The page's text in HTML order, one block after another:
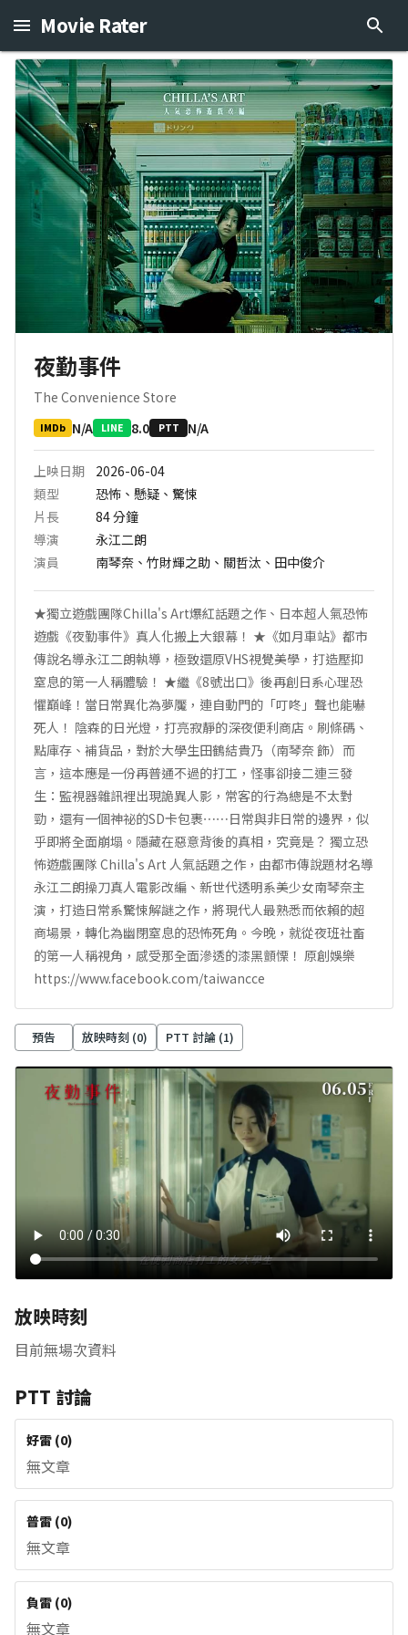
Movie Rater
夜勤事件
The Convenience Store
IMDb N/A LINE 8.0 PTT N/A
上映日期
2026-06-04
類型
恐怖、懸疑、驚悚
片長
84分鐘
導演
永江二朗
演員
南琴奈、竹財輝之助、關哲汰、田中俊介
★獨立遊戲團隊Chilla's Art爆紅話題之作、日本超人氣恐怖
遊戲《夜勤事件》真人化搬上大銀幕！ ★《如月車站》都市
傳說名導永江二朗執導，極致還原VHS視覺美學，打造壓抑
窒息的第一人稱體驗！ ★繼《8號出口》後再創日系心理恐
懼巔峰！當日常異化為夢魘，連自動門的「叮咚」聲也能嚇
死人！ 陰森的日光燈，打亮寂靜的深夜便利商店。刷條碼、
點庫存、補貨品，對於大學生田鶴結貴乃（南琴奈 飾）而
言，這本應是一份再普通不過的打工，怪事卻接二連三發
生：監視器雜訊裡出現詭異人影，常客的行為總是不太對
勁，還有一個神祕的SD卡包裹⋯⋯日常與非日常的邊界，似
乎即將全面崩塌。隱藏在惡意背後的真相，究竟是？ 獨立恐
怖遊戲團隊 Chilla's Art 人氣話題之作，由都市傳說題材名導
永江二朗操刀真人電影改編、新世代透明系美少女南琴奈主
演，打造日常系驚悚解謎之作，將現代人最熟悉而依賴的超
商場景，轉化為幽閉窒息的恐怖死角。今晚，就從夜班社畜
的第一人稱視角，感受那全面滲透的漆黑顫慄！ 原創娛樂
https://www.facebook.com/taiwancce
預告 放映時刻 (0) PTT 討論 (1)
放映時刻
目前無場次資料
PTT 討論
好雷 (0)
無文章
普雷 (0)
無文章
負雷 (0)
無文章